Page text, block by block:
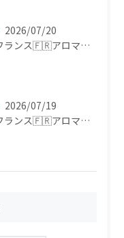
2026/07/20
フランス🇫🇷アロマ研修ツアー𝗱𝗮𝘆𝟮
2026/07/19
フランス🇫🇷アロマ研修ツアー𝗱𝗮𝘆𝟭